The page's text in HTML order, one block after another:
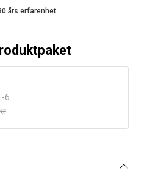
års erfarenhet
6